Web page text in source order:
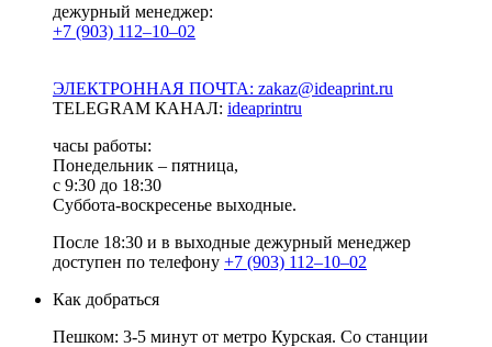
дежурный менеджер:
+7 (903) 112–10–02
ЭЛЕКТРОННАЯ ПОЧТА: zakaz@ideaprint.ru
TELEGRAM КАНАЛ: ideaprintru
часы работы:
Понедельник – пятница,
с 9:30 до 18:30
Суббота-воскресенье выходные.
После 18:30 и в выходные дежурный менеджер
доступен по телефону +7 (903) 112–10–02
Как добраться
Пешком: 3-5 минут от метро Курская. Со станции